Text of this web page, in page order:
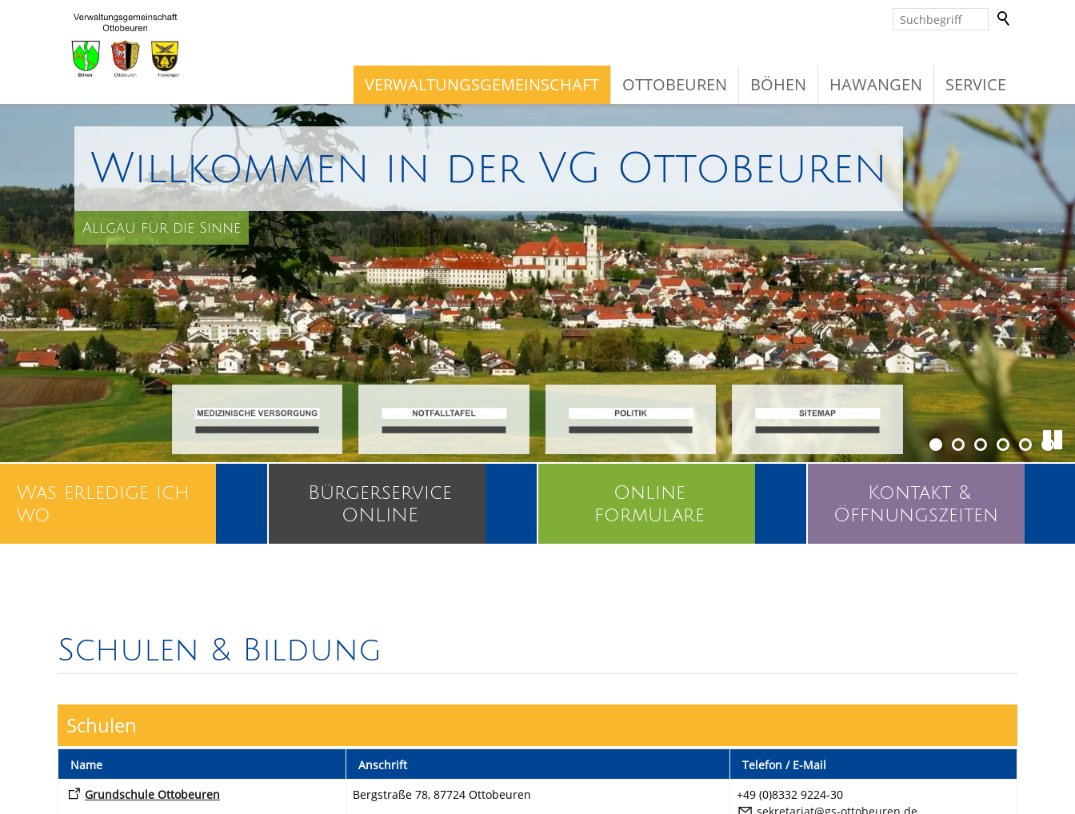
VERWALTUNGSGEMEINSCHAFT OTTOBEUREN BÖHEN HAWANGEN SERVICE
Willkommen in der VG Ottobeuren
Allgäu für die Sinne
Was erledige ich
wo
Bürgerservice
ONLINE
Online
formulare
Kontakt &
Öffnungszeiten
Schulen & Bildung
Schulen
Name Anschrift
Telefon / E-Mail
Grundschule Ottobeuren
Bergstraße 78, 87724 Ottobeuren
+49 (0)8332 9224-30